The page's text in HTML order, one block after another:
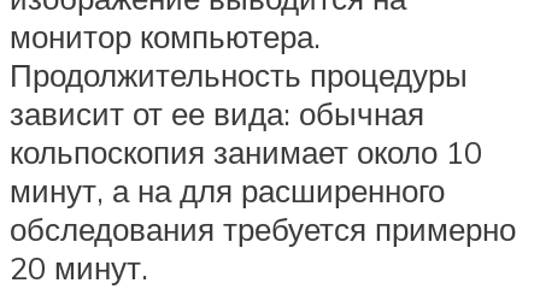
монитор компьютера.
Продолжительность процедуры
зависит от ее вида: обычная
кольпоскопия занимает около 10
минут, а на для расширенного
обследования требуется примерно
20 минут.